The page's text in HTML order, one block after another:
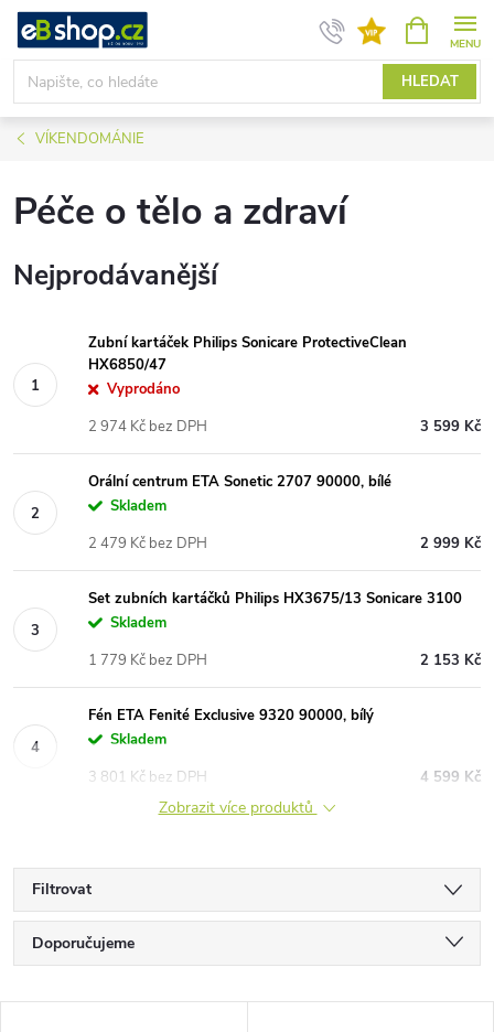
Přejít
obsah
HLEDAT
NÁKUPNÍ
KOŠÍK
VÍKENDOMÁNIE
Péče o tělo a zdraví
Nejprodávanější
Zubní kartáček Philips Sonicare ProtectiveClean
HX6850/47
Vyprodáno
3 599 Kč
2 974 Kč bez DPH
Orální centrum ETA Sonetic 2707 90000, bílé
Skladem
2 999 Kč
2 479 Kč bez DPH
Set zubních kartáčků Philips HX3675/13 Sonicare 3100
Skladem
2 153 Kč
1 779 Kč bez DPH
Fén ETA Fenité Exclusive 9320 90000, bílý
Skladem
4 599 Kč
3 801 Kč bez DPH
Zobrazit více produktů
Filtrovat
Ř
a
Doporučujeme